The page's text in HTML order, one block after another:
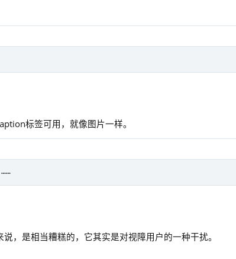
标签可用，就像图片一样。
，是相当糟糕的，它其实是对视障用户的一种干扰。